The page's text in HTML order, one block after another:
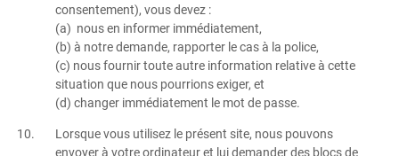
consentement), vous devez :
(a) nous en informer immédiatement,
(b) à notre demande, rapporter le cas à la police,
(c) nous fournir toute autre information relative à cette
situation que nous pourrions exiger, et
(d) changer immédiatement le mot de passe.
Lorsque vous utilisez le présent site, nous pouvons
envoyer à votre ordinateur et lui demander des blocs de